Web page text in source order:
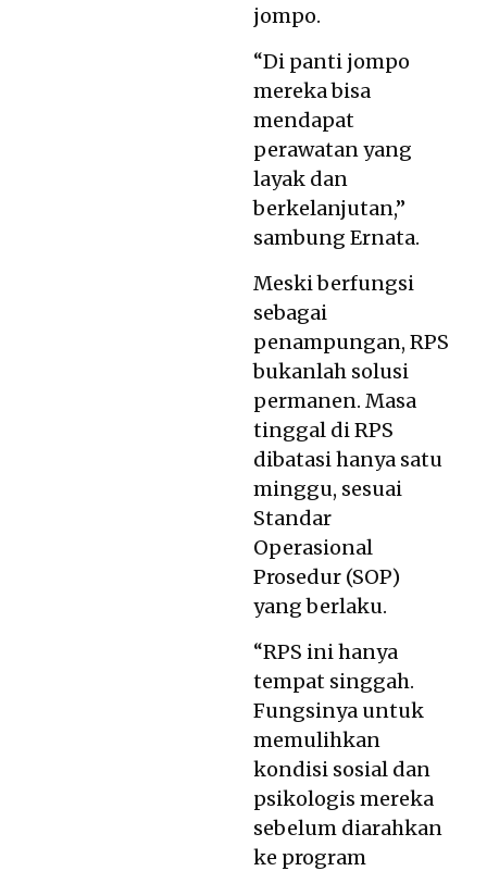
jompo.
“Di panti jompo
mereka bisa
mendapat
perawatan yang
layak dan
berkelanjutan,”
sambung Ernata.
Meski berfungsi
sebagai
penampungan, RPS
bukanlah solusi
permanen. Masa
tinggal di RPS
dibatasi hanya satu
minggu, sesuai
Standar
Operasional
Prosedur (SOP)
yang berlaku.
“RPS ini hanya
tempat singgah.
Fungsinya untuk
memulihkan
kondisi sosial dan
psikologis mereka
sebelum diarahkan
ke program